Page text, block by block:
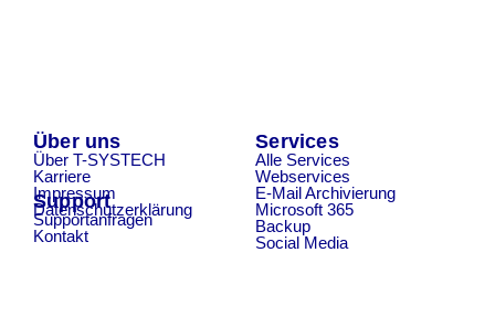
Über uns
Über T-SYSTECH
Karriere
Impressum
Datenschutzerklärung
Services
Alle Services
Webservices
E-Mail Archivierung
Microsoft 365
Backup
Social Media
Support
Supportanfragen
Kontakt